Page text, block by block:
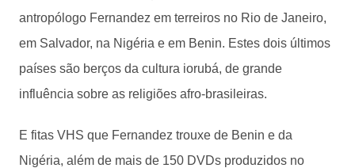
antropólogo Fernandez em terreiros no Rio de Janeiro,
em Salvador, na Nigéria e em Benin. Estes dois últimos
países são berços da cultura iorubá, de grande
influência sobre as religiões afro-brasileiras.
E fitas VHS que Fernandez trouxe de Benin e da
Nigéria, além de mais de 150 DVDs produzidos no